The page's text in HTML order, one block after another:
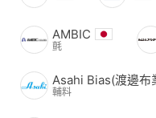
AMBIC
氈
Asahi Bias(渡邊布
輔料